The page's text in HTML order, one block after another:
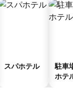
スパホテル
駐車
ホテ